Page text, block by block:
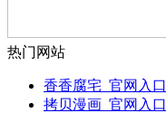
热门网站
香香腐宅_官网入口
拷贝漫画_官网入口